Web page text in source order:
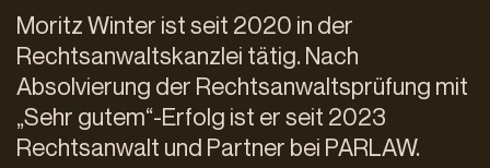
Moritz Winter ist seit 2020 in der
Rechtsanwaltskanzlei tätig. Nach
Absolvierung der Rechtsanwaltsprüfung mit
„Sehr gutem“-Erfolg ist er seit 2023
Rechtsanwalt und Partner bei PARLAW.